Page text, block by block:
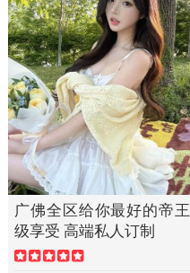
广佛全区给你最好的帝王
级享受 高端私人订制